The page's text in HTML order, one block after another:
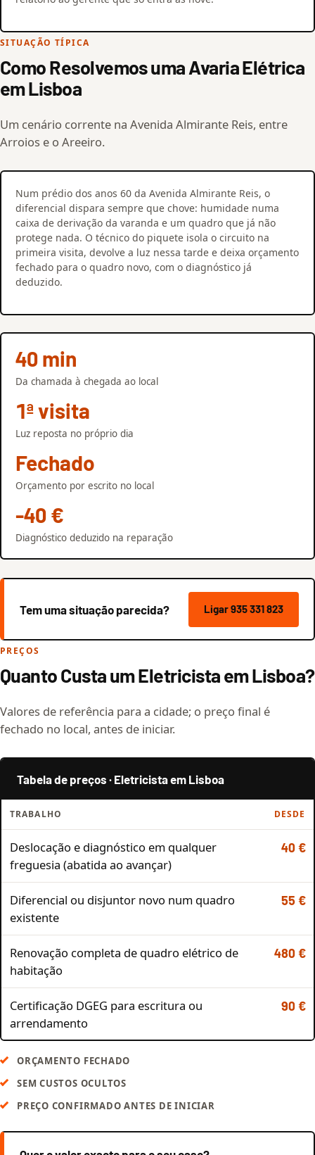
SITUAÇÃO TÍPICA
Como Resolvemos uma Avaria Elétrica
em Lisboa
Um cenário corrente na Avenida Almirante Reis, entre
Arroios e o Areeiro.
Num prédio dos anos 60 da Avenida Almirante Reis, o
diferencial dispara sempre que chove: humidade numa
caixa de derivação da varanda e um quadro que já não
protege nada. O técnico do piquete isola o circuito na
primeira visita, devolve a luz nessa tarde e deixa orçamento
fechado para o quadro novo, com o diagnóstico já
deduzido.
40 min
Da chamada à chegada ao local
1ª visita
Luz reposta no próprio dia
Fechado
Orçamento por escrito no local
-40 €
Diagnóstico deduzido na reparação
Tem uma situação parecida? Ligar 935 331 823
PREÇOS
Quanto Custa um Eletricista em Lisboa?
Valores de referência para a cidade; o preço final é
fechado no local, antes de iniciar.
Tabela de preços · Eletricista em Lisboa
TRABALHO DESDE
Deslocação e diagnóstico em qualquer
freguesia (abatida ao avançar)
40 €
Diferencial ou disjuntor novo num quadro
existente
55 €
Renovação completa de quadro elétrico de
habitação
480 €
Certificação DGEG para escritura ou
arrendamento
90 €
ORÇAMENTO FECHADO
SEM CUSTOS OCULTOS
PREÇO CONFIRMADO ANTES DE INICIAR